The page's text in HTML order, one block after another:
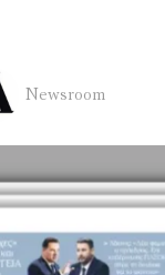
Newsroom